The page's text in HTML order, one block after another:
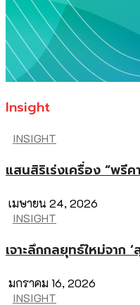
Insight
INSIGHT
แสนสิริเร่งเครื่อง “พรี
เมษายน 24, 2026
INSIGHT
เจาะลึกกลยุทธ์ใหม่จาก
มกราคม 16, 2026
INSIGHT